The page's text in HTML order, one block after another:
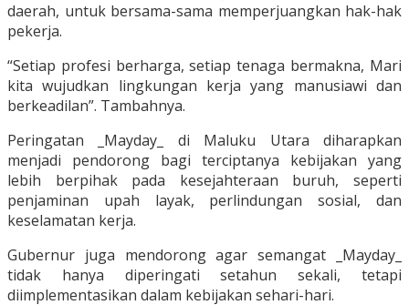
daerah, untuk bersama-sama memperjuangkan hak-hak
pekerja.
“Setiap profesi berharga, setiap tenaga bermakna, Mari
kita wujudkan lingkungan kerja yang manusiawi dan
berkeadilan”. Tambahnya.
Peringatan _Mayday_ di Maluku Utara diharapkan
menjadi pendorong bagi terciptanya kebijakan yang
lebih berpihak pada kesejahteraan buruh, seperti
penjaminan upah layak, perlindungan sosial, dan
keselamatan kerja.
Gubernur juga mendorong agar semangat _Mayday_
tidak hanya diperingati setahun sekali, tetapi
diimplementasikan dalam kebijakan sehari-hari.